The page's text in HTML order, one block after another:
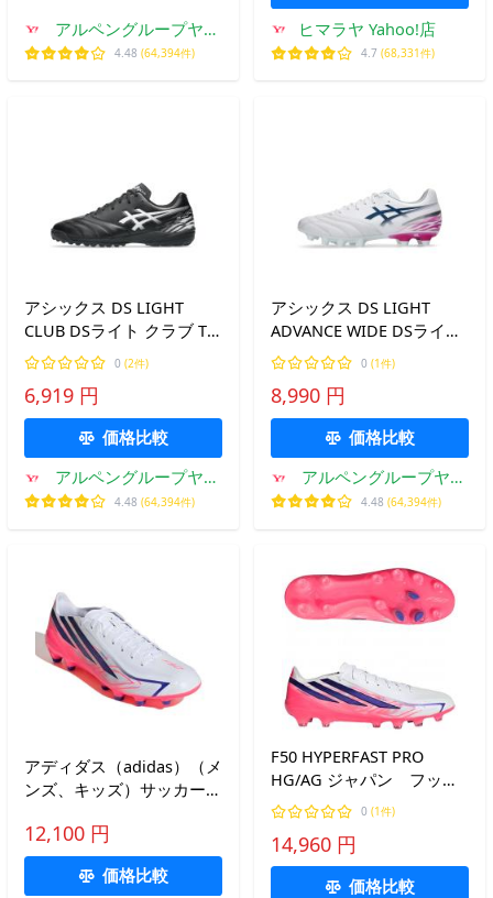
アルペングループヤフ
ー店
4.48 (64,394件)
ヒマラヤ Yahoo!店
4.7 (68,331件)
アシックス DS LIGHT
CLUB DSライト クラブ TF
1103A123 サッカー トレー
ニングシューズ ターフシ
ューズ ディーエスライト
asics
0 (2件)
6,919 円
価格比較
アルペングループヤフ
ー店
4.48 (64,394件)
アシックス DS LIGHT
ADVANCE WIDE DSライト
アドバンス ワイド
1103A125 メンズ レディス
サッカー スパイクシュー
ズ ディーエスライト asics
0 (1件)
8,990 円
価格比較
アルペングループヤフ
ー店
4.48 (64,394件)
アディダス（adidas）（メ
ンズ、キッズ）サッカース
芝用 F50 ハイパーファス
ト LEAGUE HG ONL81-
HQ2379
12,100 円
価格比較
F50 HYPERFAST PRO
HG/AG ジャパン フット
ウェアホワイト×ソーラー
パープル 【adidas|アデ
ィダス】サッカースパイク
hq23
0 (1件)
14,960 円
価格比較